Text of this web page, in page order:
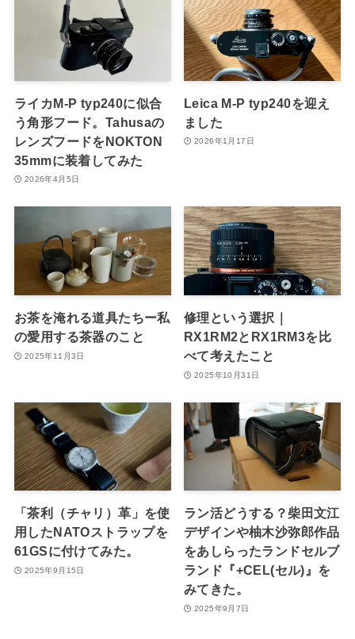
ライカM-P typ240に似合
う角形フード。Tahusaの
レンズフードをNOKTON
35mmに装着してみた
2026年4月5日
Leica M-P typ240を迎え
ました
2026年1月17日
お茶を淹れる道具たちー私
の愛用する茶器のこと
2025年11月3日
修理という選択｜
RX1RM2とRX1RM3を比
べて考えたこと
2025年10月31日
「茶利（チャリ）革」を使
用したNATOストラップを
61GSに付けてみた。
2025年9月15日
ラン活どうする？柴田文江
デザインや柚木沙弥郎作品
をあしらったランドセルブ
ランド『+CEL(セル)』を
みてきた。
2025年9月7日